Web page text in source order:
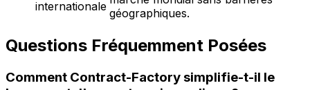
internationale géographiques.
Questions Fréquemment Posées
Comment Contract-Factory simplifie-t-il le